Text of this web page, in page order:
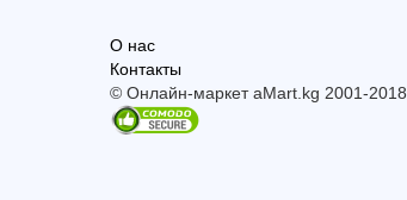
О нас
Контакты
© Онлайн-маркет aMart.kg 2001-2018